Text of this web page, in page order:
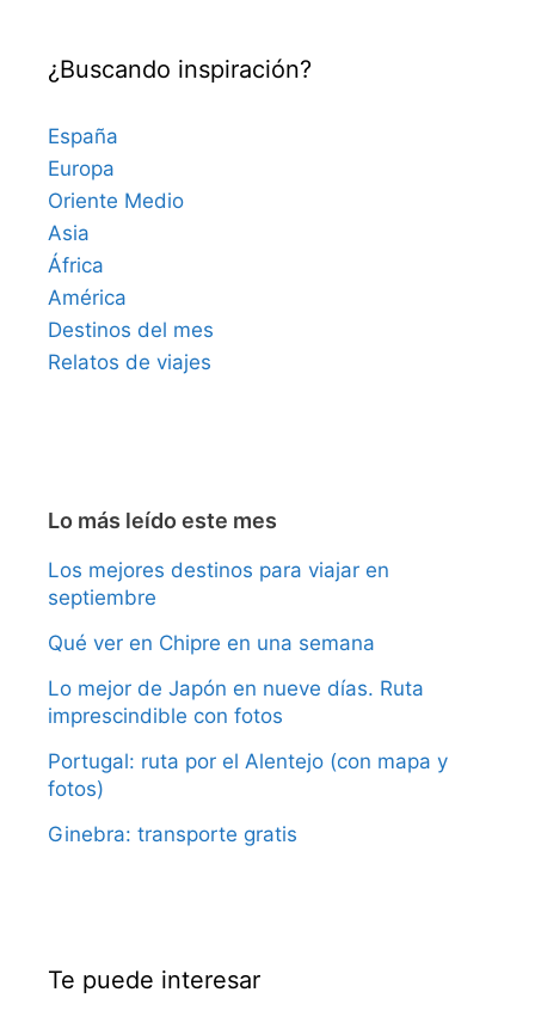
¿Buscando inspiración?
España
Europa
Oriente Medio
Asia
África
América
Destinos del mes
Relatos de viajes
Lo más leído este mes
Los mejores destinos para viajar en
septiembre
Qué ver en Chipre en una semana
Lo mejor de Japón en nueve días. Ruta
imprescindible con fotos
Portugal: ruta por el Alentejo (con mapa y
fotos)
Ginebra: transporte gratis
Te puede interesar